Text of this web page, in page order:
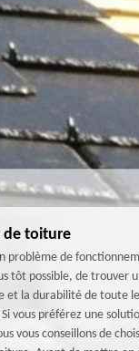
de toiture
problème de
tôt possible, de trouver
et la durabilité de toute
vous préférez une
vous conseillons de